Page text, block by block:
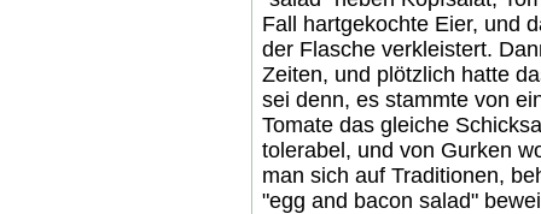
Fall hartgekochte Eier, und
der Flasche verkleistert.
Zeiten, und plötzlich hatte
sei denn, es stammte von
Tomate das gleiche
tolerabel, und von Gurken
man sich auf Traditionen,
"egg and bacon salad"